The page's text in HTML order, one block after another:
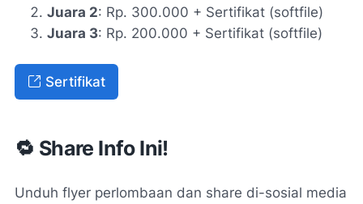
Juara 2: Rp. 300.000 + Sertifikat (softfile)
Juara 3: Rp. 200.000 + Sertifikat (softfile)
Sertifikat
🔁 Share Info Ini!
Unduh flyer perlombaan dan share di-sosial media